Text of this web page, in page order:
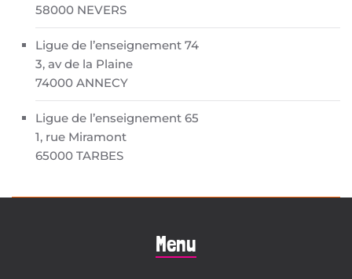
58000 NEVERS
Ligue de l’enseignement 74
3, av de la Plaine
74000 ANNECY
Ligue de l’enseignement 65
1, rue Miramont
65000 TARBES
Menu